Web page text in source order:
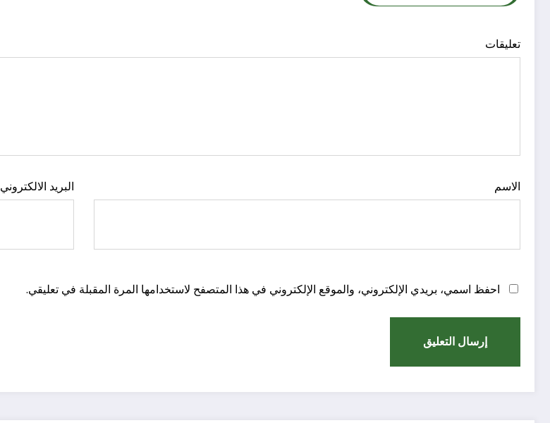
تعليقات
الاسم البريد الالكتروني
احفظ اسمي، بريدي الإلكتروني، والموقع الإلكتروني في هذا المتصفح لاستخدامها المرة المقبلة في تعليقي.